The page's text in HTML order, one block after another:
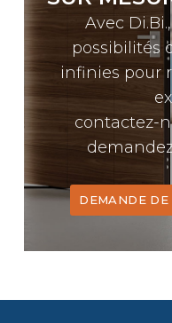
Avec
possibilités
infinies pour
contactez-
DEMANDE DE